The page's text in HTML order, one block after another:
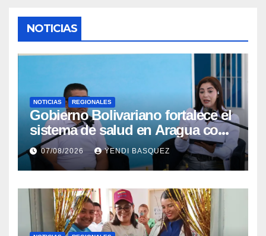
NOTICIAS
NOTICIAS REGIONALES
Gobierno Bolivariano fortalece el
sistema de salud en Aragua con
la reinauguración del CDI La
Mora
07/08/2026 YENDI BASQUEZ